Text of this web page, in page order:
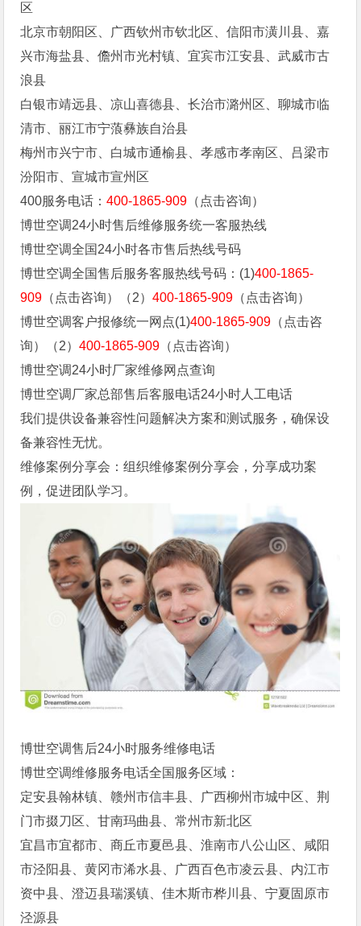
区
北京市朝阳区、广西钦州市钦北区、信阳市潢川县、嘉
兴市海盐县、儋州市光村镇、宜宾市江安县、武威市古
浪县
白银市靖远县、凉山喜德县、长治市潞州区、聊城市临
清市、丽江市宁蒗彝族自治县
梅州市兴宁市、白城市通榆县、孝感市孝南区、吕梁市
汾阳市、宣城市宣州区
400服务电话：400-1865-909 （点击咨询）
博世空调24小时售后维修服务统一客服热线
博世空调全国24小时各市售后热线号码
博世空调全国售后服务客服热线号码：(1)400-1865-
909 （点击咨询）（2）400-1865-909 （点击咨询）
博世空调客户报修统一网点(1)400-1865-909 （点击咨
询）（2）400-1865-909 （点击咨询）
博世空调24小时厂家维修网点查询
博世空调厂家总部售后客服电话24小时人工电话
我们提供设备兼容性问题解决方案和测试服务，确保设
备兼容性无忧。
维修案例分享会：组织维修案例分享会，分享成功案
例，促进团队学习。
博世空调售后24小时服务维修电话
博世空调维修服务电话全国服务区域：
定安县翰林镇、赣州市信丰县、广西柳州市城中区、荆
门市掇刀区、甘南玛曲县、常州市新北区
宜昌市宜都市、商丘市夏邑县、淮南市八公山区、咸阳
市泾阳县、黄冈市浠水县、广西百色市凌云县、内江市
资中县、澄迈县瑞溪镇、佳木斯市桦川县、宁夏固原市
泾源县